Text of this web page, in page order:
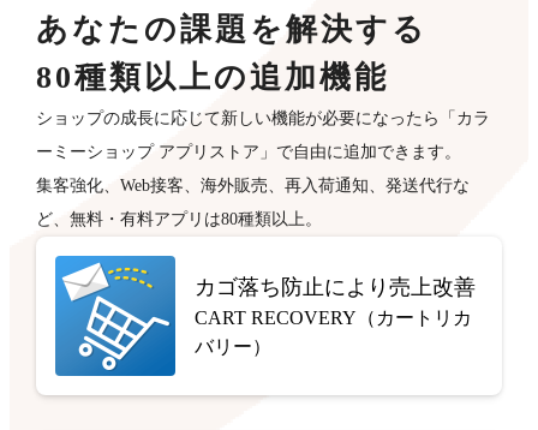
あなたの課題を解決する
80種類以上の追加機能
ショップの成長に応じて新しい機能が必要になったら「カラ
ーミーショップ アプリストア」で自由に追加できます。
集客強化、Web接客、海外販売、再入荷通知、発送代行な
ど、無料・有料アプリは80種類以上。
カゴ落ち防止により売上改善
CART RECOVERY（カートリカ
バリー）